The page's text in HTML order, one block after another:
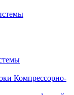
Компрессорно-